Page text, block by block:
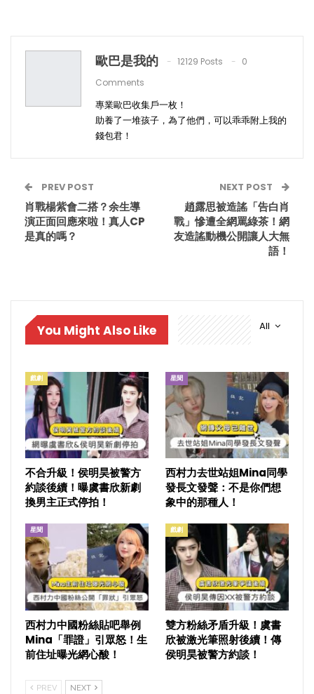
歐巴是我的 12129 Posts
0
Comments
專業歐巴收集戶一枚！
助養了一堆孩子，為了他們，可以乖乖附上我的
錢包君！
PREV POST
肖戰楊紫會二搭？余生導
演正面回應來啦！真人CP
是真的嗎？
NEXT POST
趙露思被造謠「告白肖
戰」慘遭全網罵綠茶！網
友造謠動機公開讓人大無
語！
All
You Might Also Like
戲劇
不合升級！侯明昊被警方
約談後續！曝虞書欣新劇
換男主正式停拍！
星聞
西村力去世站姐Mina同學
發長文發聲：不是你們想
象中的那種人！
星聞
西村力中國粉絲貼吧舉例
Mina「罪證」引眾怒！生
前住址曝光網心酸！
戲劇
雙方粉絲矛盾升級！虞書
欣被激光筆照射後續！傳
侯明昊被警方約談！
PREV NEXT